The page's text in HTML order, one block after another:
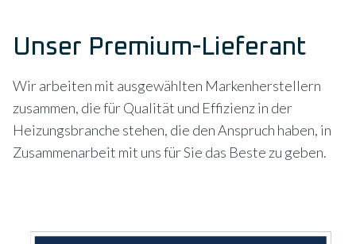
Unser Premium-Lieferant
Wir arbeiten mit ausgewählten Markenherstellern
zusammen, die für Qualität und Effizienz in der
Heizungsbranche stehen, die den Anspruch haben, in
Zusammenarbeit mit uns für Sie das Beste zu geben.